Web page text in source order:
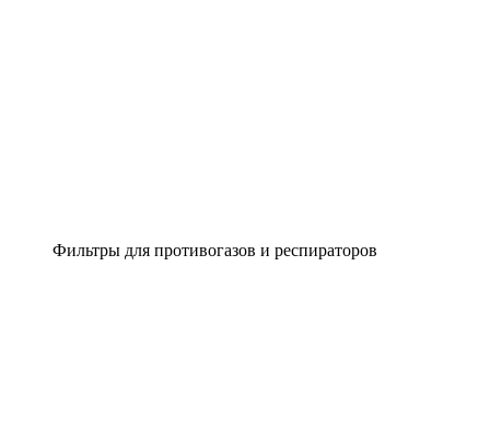
Фильтры для противогазов и респираторов